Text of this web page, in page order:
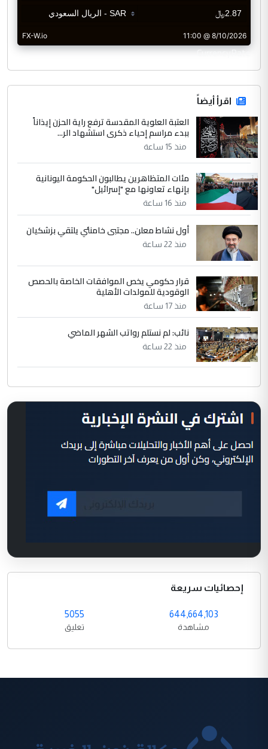
CurrencyRate
اقرأ أيضاً
العتبة العلوية المقدسة ترفع راية الحزن إيذاناً
ببدء مراسم إحياء ذكرى استشهاد الر...
منذ 15 ساعة
مئات المتظاهرين يطالبون الحكومة اليونانية
بإنهاء تعاونها مع "إسرائيل"
منذ 16 ساعة
أول نشاط معلن.. مجتبى خامنئي يلتقي بزشكيان
منذ 22 ساعة
قرار حكومي يخص الموافقات الخاصة بالحصص
الوقودية للمولدات الأهلية
منذ 17 ساعة
نائب: لم نستلم رواتب الشهر الماضي
منذ 22 ساعة
إحصائيات سريعة
644,664,103
مشاهدة
5055
تعليق